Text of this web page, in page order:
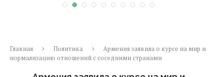
Главная Политика
Армения заявила о курсе на мир и
нормализацию отношений с соседними странами